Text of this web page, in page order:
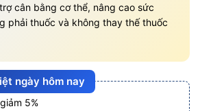
cân bằng cơ thể, nâng cao sức
phải thuốc và không thay thế thuốc
ngày hôm nay
5%